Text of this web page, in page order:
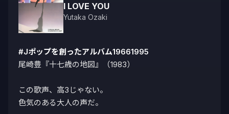
I LOVE YOU
Yutaka Ozaki
#Jポップを創ったアルバム19661995
尾崎豊『十七歳の地図』（1983）
この歌声、高3じゃない。
色気のある大人の声だ。